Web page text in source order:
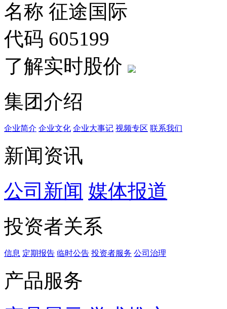
名称 征途国际
代码 605199
了解实时股价
集团介绍
企业简介 企业文化 企业⼤事记 视频专区 联系我们
新闻资讯
公司新闻 媒体报道
投资者关系
信息 定期报告 临时公告 投资者服务 公司治理
产品服务